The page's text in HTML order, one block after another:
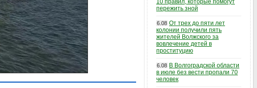
10 правил, которые помогут
пережить зной
6.08 От трех до пяти лет
колонии получили пять
жителей Волжского за
вовлечение детей в
проституцию
6.08 В Волгоградской области
в июле без вести пропали 70
человек